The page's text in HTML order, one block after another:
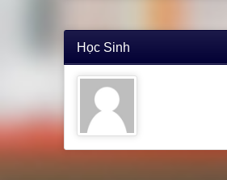
Học Sinh